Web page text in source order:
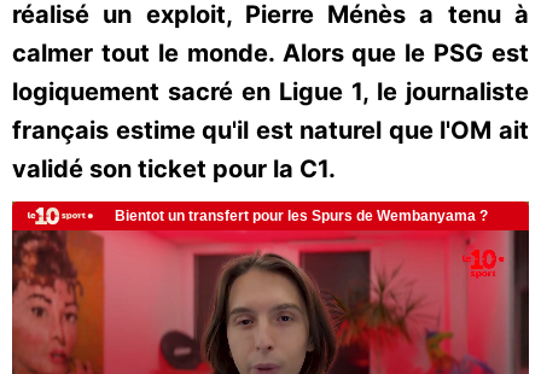
réalisé un exploit, Pierre Ménès a tenu à
calmer tout le monde. Alors que le PSG est
logiquement sacré en Ligue 1, le journaliste
français estime qu'il est naturel que l'OM ait
validé son ticket pour la C1.